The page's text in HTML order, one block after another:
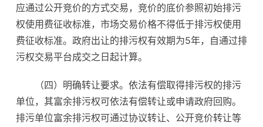
应通过公开竞价的方式交易，竞价的底价参照初始排污
权使用费征收标准，市场交易价格不得低于排污权使用
费征收标准。政府出让的排污权有效期为5年，自通过排
污权交易平台成交之日起计算。
（四）明确转让要求。依法有偿取得排污权的排污
单位，其富余排污权可依法有偿转让或申请政府回购。
排污单位富余排污权可通过协议转让、公开竞价转让等